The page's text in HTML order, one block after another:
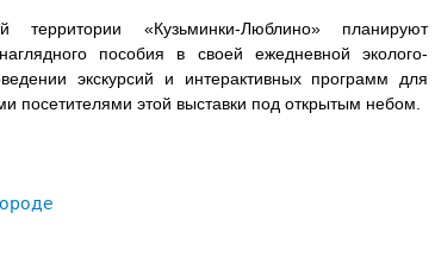
территории «Кузьминки-Люблино» планируют
пособия в своей ежедневной эколого-
экскурсий и интерактивных программ для
посетителями этой выставки под открытым небом.